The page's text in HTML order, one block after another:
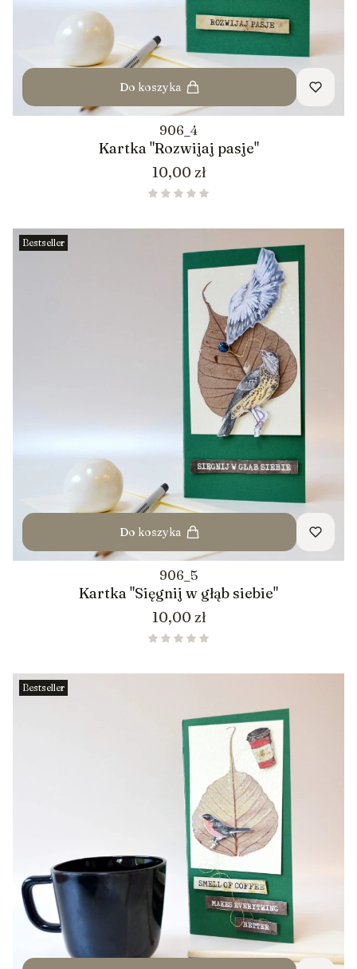
Do koszyka
906_4
Kartka "Rozwijaj pasje"
Cena
10,00 zł
Bestseller
Do koszyka
906_5
Kartka "Sięgnij w głąb siebie"
Cena
10,00 zł
Bestseller